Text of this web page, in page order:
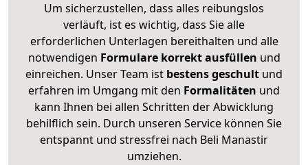
Um sicherzustellen, dass alles reibungslos
verläuft, ist es wichtig, dass Sie alle
erforderlichen Unterlagen bereithalten und alle
notwendigen Formulare korrekt ausfüllen und
einreichen. Unser Team ist bestens geschult und
erfahren im Umgang mit den Formalitäten und
kann Ihnen bei allen Schritten der Abwicklung
behilflich sein. Durch unseren Service können Sie
entspannt und stressfrei nach Beli Manastir
umziehen.